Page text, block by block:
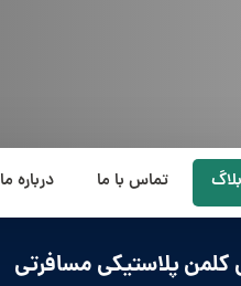
تماس با ما درباره ما
پلاستیکی مسافرتی